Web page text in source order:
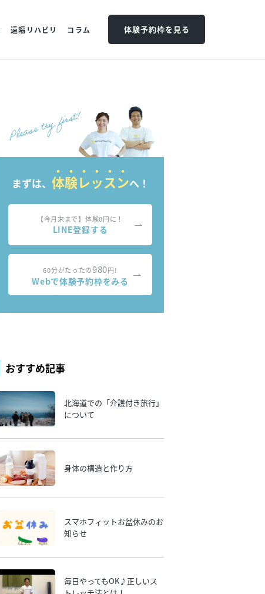
遠隔リハビリ コラム 体験予約枠を見る
まずは、 体験レッスンへ！
【今月末まで】体験0円に！
LINE登録する
60分がたったの980円!
Webで体験予約枠をみる
おすすめ記事
北海道での「介護付き旅行」
について
身体の構造と作り方
スマホフィットお盆休みのお
知らせ
毎日やってもOK♪正しいス